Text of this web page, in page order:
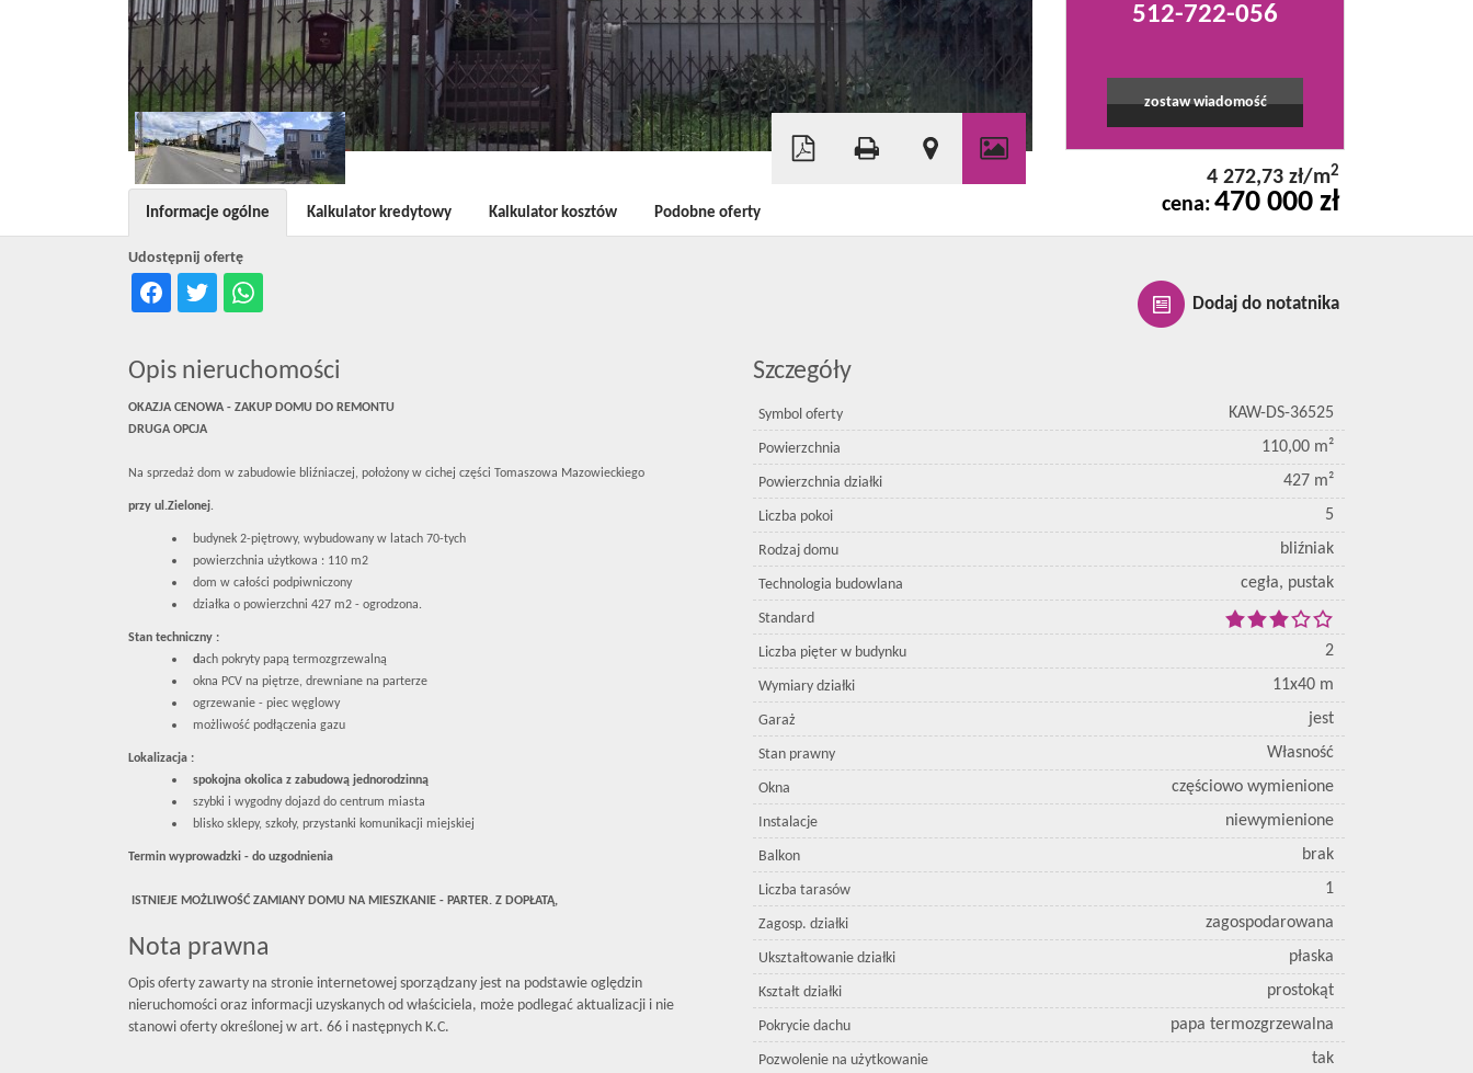
©OpenStreetMap contributors
512-722-056
zostaw wiadomość
4 272,73 zł/m2
cena: 470 000 zł
Dodaj do notatnika
Udostępnij ofertę
Informacje ogólne Kalkulator kredytowy Kalkulator kosztów Podobne oferty
Opis nieruchomości
OKAZJA CENOWA - ZAKUP DOMU DO REMONTU
DRUGA OPCJA
Na sprzedaż dom w zabudowie bliźniaczej, położony w cichej części Tomaszowa Mazowieckiego
przy ul.Zielonej.
budynek 2-piętrowy, wybudowany w latach 70-tych
powierzchnia użytkowa : 110 m2
dom w całości podpiwniczony
działka o powierzchni 427 m2 - ogrodzona.
Stan techniczny :
dach pokryty papą termozgrzewalną
okna PCV na piętrze, drewniane na parterze
ogrzewanie - piec węglowy
możliwość podłączenia gazu
Lokalizacja :
spokojna okolica z zabudową jednorodzinną
szybki i wygodny dojazd do centrum miasta
blisko sklepy, szkoły, przystanki komunikacji miejskiej
Termin wyprowadzki - do uzgodnienia
ISTNIEJE MOŻLIWOŚĆ ZAMIANY DOMU NA MIESZKANIE - PARTER. Z DOPŁATĄ,
Nota prawna
Opis oferty zawarty na stronie internetowej sporządzany jest na podstawie oględzin
nieruchomości oraz informacji uzyskanych od właściciela, może podlegać aktualizacji i nie
stanowi oferty określonej w art. 66 i następnych K.C.
Szczegóły
Symbol oferty KAW-DS-36525
Powierzchnia 110,00 m²
Powierzchnia działki 427 m²
Liczba pokoi 5
Rodzaj domu bliźniak
Technologia budowlana cegła, pustak
Standard
Liczba pięter w budynku 2
Wymiary działki 11x40 m
Garaż jest
Stan prawny Własność
Okna częściowo wymienione
Instalacje niewymienione
Balkon brak
Liczba tarasów 1
Zagosp. działki zagospodarowana
Ukształtowanie działki płaska
Kształt działki prostokąt
Pokrycie dachu papa termozgrzewalna
Pozwolenie na użytkowanie tak